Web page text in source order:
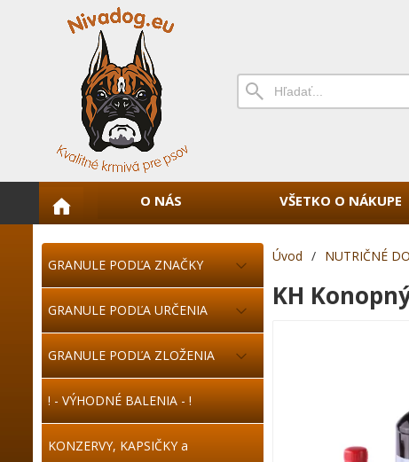
O NÁS VŠETKO O NÁKUPE
GRANULE PODĽA ZNAČKY
GRANULE PODĽA URČENIA
GRANULE PODĽA ZLOŽENIA
! - VÝHODNÉ BALENIA - !
KONZERVY, KAPSIČKY a
Úvod / NUTRIČNÉ
KH